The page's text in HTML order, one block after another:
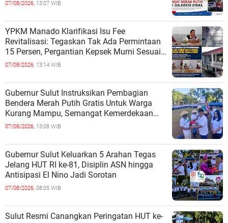
07/08/2026, 13:07 WIB
YPKM Manado Klarifikasi Isu Fee
Revitalisasi: Tegaskan Tak Ada Permintaan
15 Persen, Pergantian Kepsek Murni Sesuai
Aturan
07/08/2026, 13:14 WIB
Gubernur Sulut Instruksikan Pembagian
Bendera Merah Putih Gratis Untuk Warga
Kurang Mampu, Semangat Kemerdekaan
Harus Dirasakan Semua
07/08/2026, 13:08 WIB
Gubernur Sulut Keluarkan 5 Arahan Tegas
Jelang HUT RI ke-81, Disiplin ASN hingga
Antisipasi El Nino Jadi Sorotan
07/08/2026, 08:05 WIB
Sulut Resmi Canangkan Peringatan HUT ke-